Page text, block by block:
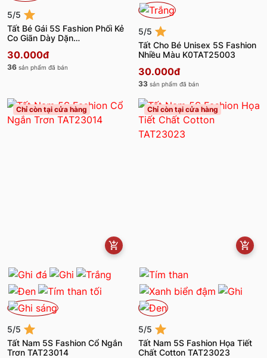
5/5
Tất Bé Gái 5S Fashion Phối Kẻ
Co Giãn Dày Dặn
30.000đ
36 sản phẩm đã bán
5/5
Tất Cho Bé Unisex 5S Fashion
Nhiều Màu K0TAT25003
30.000đ
33 sản phẩm đã bán
Chỉ còn tại cửa hàng
5/5
Tất Nam 5S Fashion Cổ Ngắn
Trơn TAT23014
Chỉ còn tại cửa hàng
5/5
Tất Nam 5S Fashion Họa Tiết
Chất Cotton TAT23023